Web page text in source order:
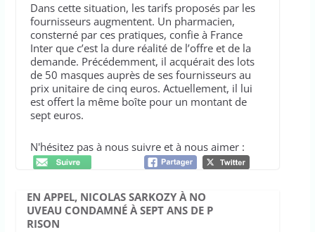
Dans cette situation, les tarifs proposés par les
fournisseurs augmentent. Un pharmacien,
consterné par ces pratiques, confie à France
Inter que c’est la dure réalité de l’offre et de la
demande. Précédemment, il acquérait des lots
de 50 masques auprès de ses fournisseurs au
prix unitaire de cinq euros. Actuellement, il lui
est offert la même boîte pour un montant de
sept euros.
N'hésitez pas à nous suivre et à nous aimer :
EN APPEL, NICOLAS SARKOZY À NO
UVEAU CONDAMNÉ À SEPT ANS DE P
RISON